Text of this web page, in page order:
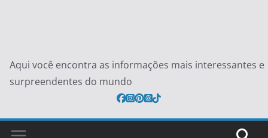
Aqui você encontra as informações mais interessantes e
surpreendentes do mundo